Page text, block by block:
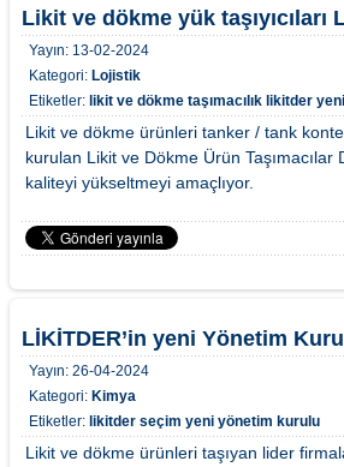
Likit ve dökme yük taşıyıcıları
Yayın: 13-02-2024
Kategori: Lojistik
Etiketler: likit ve dökme taşımacılık likitder
Likit ve dökme ürünleri tanker / tank
kurulan Likit ve Dökme Ürün
kaliteyi yükseltmeyi amaçlıyor.
LİKİTDER’in yeni Yönetim
Yayın: 26-04-2024
Kategori: Kimya
Etiketler: likitder seçim yeni yönetim kurulu
Likit ve dökme ürünleri taşıyan lider